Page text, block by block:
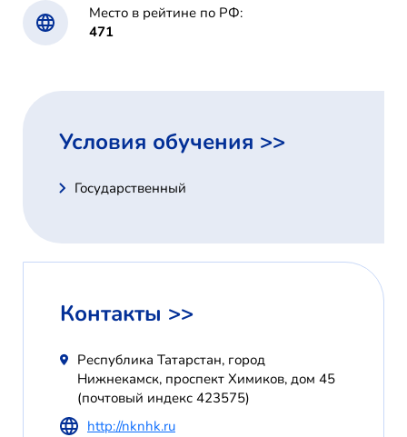
Место в рейтине по РФ:
471
Условия обучения >>
Государственный
Контакты >>
Республика Татарстан, город
Нижнекамск, проспект Химиков, дом 45
(почтовый индекс 423575)
http://nknhk.ru